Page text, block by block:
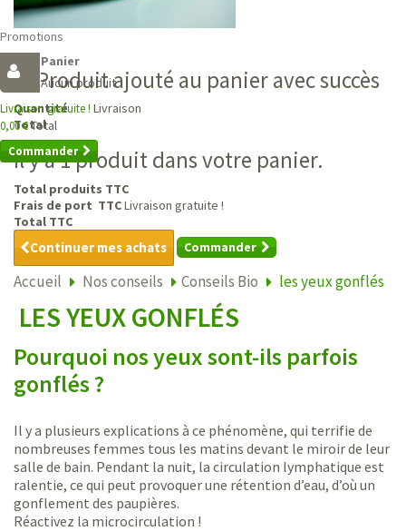
Promotions
Panier
Aucun produit
Livraison gratuite ! Livraison
0,00 €Total
Commander
Produit ajouté au panier avec succès
Quantité
Total
Il y a 1 produit dans votre panier.
Total produits TTC
Frais de port TTCLivraison gratuite !
Total TTC
Continuer mes achats Commander
Accueil Nos conseils Conseils Bio les yeux gonflés
LES YEUX GONFLÉS
Pourquoi nos yeux sont-ils parfois
gonflés ?
Il y a plusieurs explications à ce phénomène, qui terrifie de
nombreuses femmes tous les matins devant le miroir de leur
salle de bain. Pendant la nuit, la circulation lymphatique est
ralentie, ce qui peut provoquer une rétention d’eau, d’où un
gonflement des paupières.
Réactivez la microcirculation !